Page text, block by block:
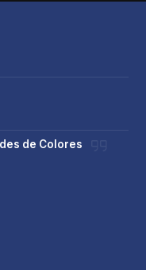
de Colores